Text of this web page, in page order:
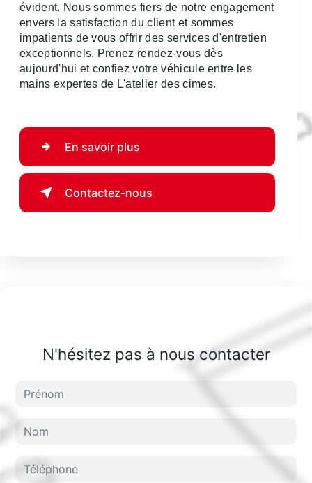
évident. Nous sommes fiers de notre engagement
envers la satisfaction du client et sommes
impatients de vous offrir des services d'entretien
exceptionnels. Prenez rendez-vous dès
aujourd'hui et confiez votre véhicule entre les
mains expertes de L'atelier des cimes.
En savoir plus
Contactez-nous
N'hésitez pas à nous contacter